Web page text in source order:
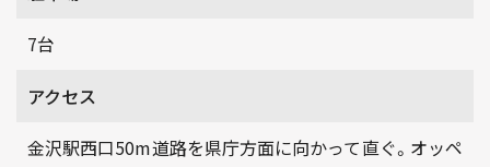
7台
アクセス
金沢駅西口50m道路を県庁方面に向かって直ぐ。オッペ